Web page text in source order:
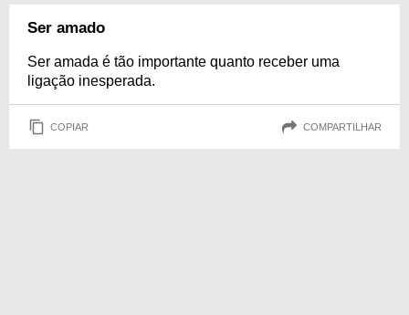
Ser amado
Ser amada é tão importante quanto receber uma
ligação inesperada.
COPIAR COMPARTILHAR